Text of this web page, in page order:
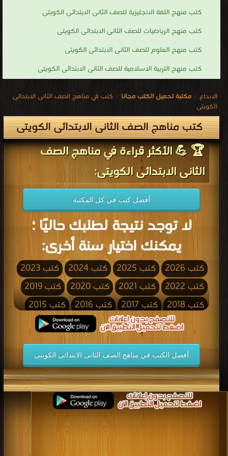
كتب منهج اللغة الانجليزية للصف الثانى الابتدائى الكويتى
كتب منهج الرياضيات للصف الثانى الابتدائى الكويتى
كتب منهج العلوم للصف الثانى الابتدائى الكويتى
كتب منهج التربية الاسلامية للصف الثانى الابتدائى الكويتى
الابداع > مكتبة تحميل الكتب مجانا > كتب في مناهج الصف الثانى الابتدائى
الكويتى
كتب مناهج الصف الثانى الابتدائى الكويتى
🏆 💪 الأكثر قراءة في مناهج الصف
الثانى الابتدائى الكويتى:
أفضل كتب في كل المكتبة
لا توجد نتيجة لطلبك حاليًا ؛
يمكنك اختيار سنة أخرى:
كتب 2026 كتب 2025 كتب 2024
كتب 2023
كتب 2022
كتب 2021 كتب 2020
كتب 2019
كتب 2018
كتب 2017 كتب 2016
كتب 2015
كتب 2013 كتب 2012
كتب 2011
كتب 2010
كتب 2009 كتب 2008
كتب 2007
كتب 2006
كتب 2005 كتب 2004
كتب 2003
كتب 2002
كتب 2001 كتب 2000
كتب 1999
كتب 1998
كتب 1997 كتب 1996
كتب 1995
كتب 1994
كتب 1993 كتب 1992
كتب 1991
كتب 1988
كتب 1987
أفضل الكتب في مناهج الصف الثانى الابتدائى الكويتى